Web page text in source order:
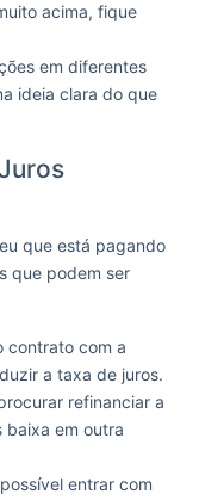
acima, fique
em diferentes
ideia clara do que
que está pagando
que podem ser
contrato com a
a taxa de juros.
refinanciar a
baixa em outra
entrar com